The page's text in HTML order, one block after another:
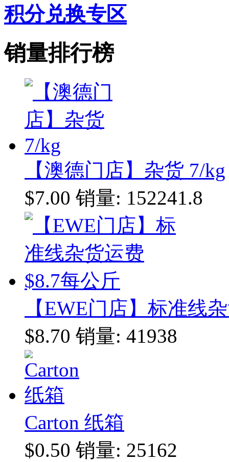
积分兑换专区
销量排行榜
【澳德门店】杂货 7/kg
$7.00 销量: 152241.8
【EWE门店】标准线
$8.70 销量: 41938
Carton 纸箱
$0.50 销量: 25162